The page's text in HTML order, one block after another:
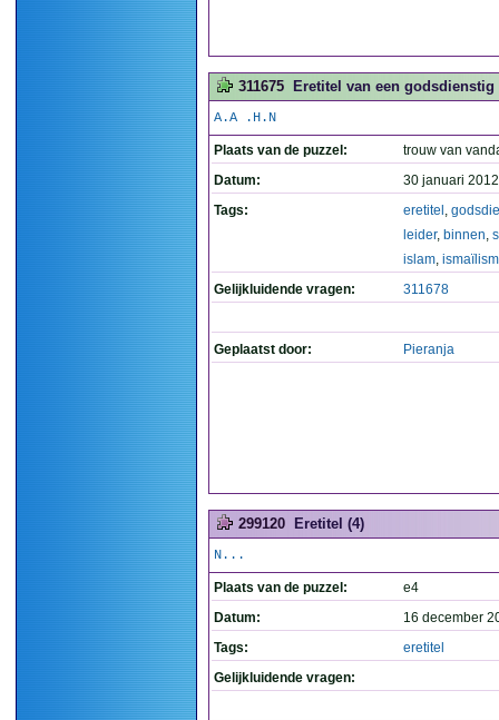
311675 Eretitel van een
A.A .H.N
Plaats van de puzzel:
trouw van
Datum:
30 januari
Tags:
eretitel ,
leider, binnen,
islam,
Gelijkluidende vragen:
311678
Geplaatst door: Pieranja
299120 Eretitel (4)
N...
Plaats van de puzzel:
e4
Datum:
16 december
Tags:
eretitel
Gelijkluidende vragen: